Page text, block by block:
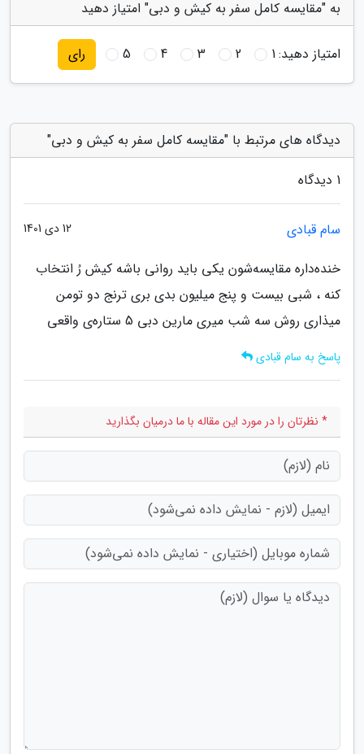
به "مقایسه کامل سفر به کیش و دبی" امتیاز دهید
امتیاز دهید:1
2
3
4
5 رای
دیدگاه های مرتبط با "مقایسه کامل سفر به کیش و دبی"
1 دیدگاه
سام قبادی 12 دی 1401
خنده‌داره مقایسه‌شون یکی باید روانی باشه کیش رُ انتخاب
کنه ، شبی بیست و پنج میلیون بدی بری ترنج دو تومن
میذاری روش سه شب میری مارین دبی 5 ستاره‌ی واقعی
پاسخ به سام قبادی
* نظرتان را در مورد این مقاله با ما درمیان بگذارید